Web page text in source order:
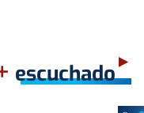
escuchado